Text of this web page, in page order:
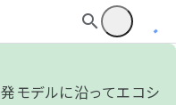
モデルに沿ってエコシ